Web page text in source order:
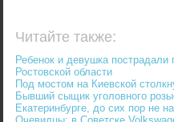
Читайте также:
Ребенок и девушка пострадали
Ростовской области
Под мостом на Киевской
Бывший сыщик уголовного
Екатеринбурге, до сих пор не